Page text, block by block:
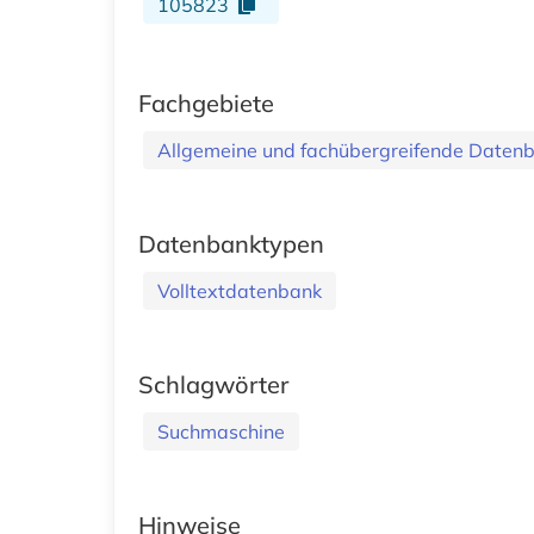
Fachgebiete
Allgemeine und fachübergreifende
Datenbanktypen
Volltextdatenbank
Schlagwörter
Suchmaschine
Hinweise